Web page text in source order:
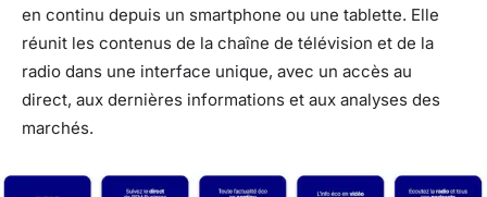
en continu depuis un smartphone ou une tablette. Elle
réunit les contenus de la chaîne de télévision et de la
radio dans une interface unique, avec un accès au
direct, aux dernières informations et aux analyses des
marchés.